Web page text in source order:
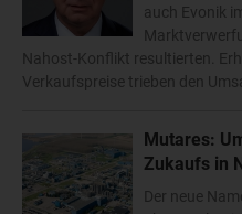
auch Evonik
Nahost-Konflikt resultierten.
Verkaufspreise trieben den
Mutares:
Zukaufs in
Der neue